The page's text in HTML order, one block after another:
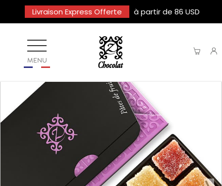
Livraison Express Offerte à partir de 86 USD
MENU